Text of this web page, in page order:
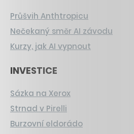
Průšvih Anthtropicu
Nečekaný směr AI závodu
Kurzy, jak AI vypnout
INVESTICE
Sázka na Xerox
Strnad v Pirelli
Burzovní eldorádo